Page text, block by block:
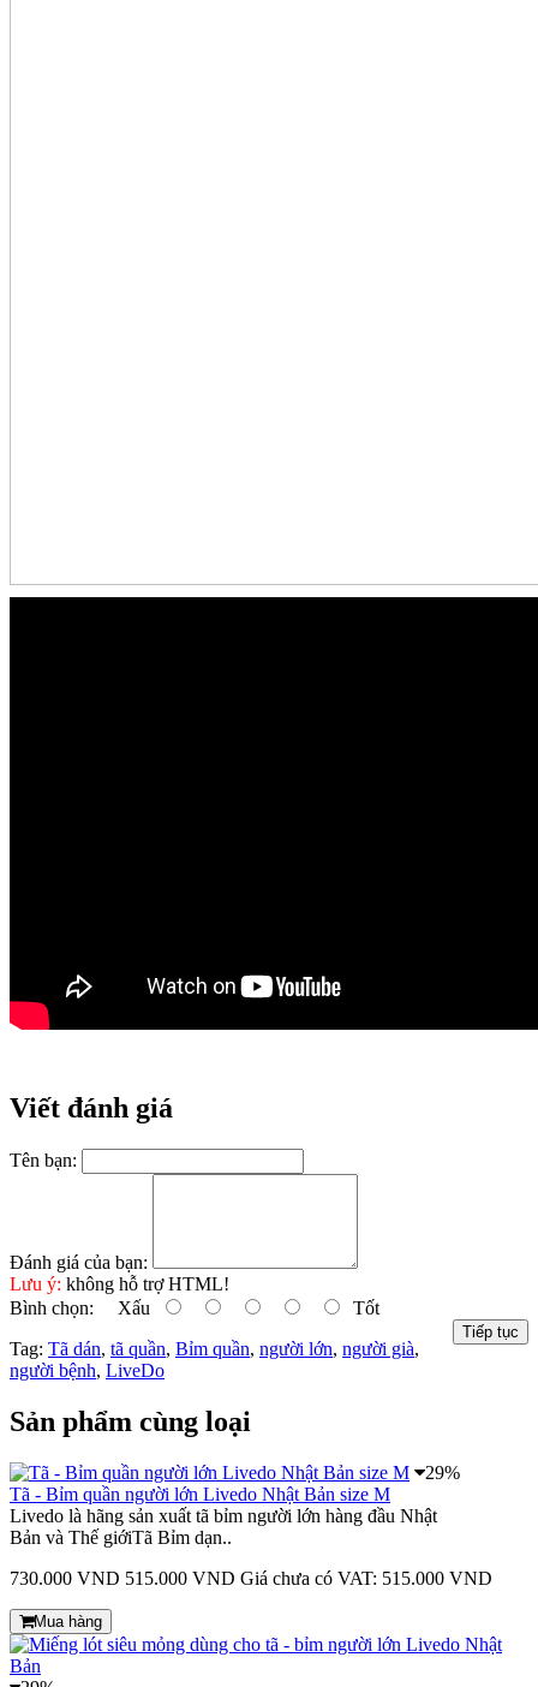
Viết đánh giá
Tên bạn:
Đánh giá của bạn:
Lưu ý: không hỗ trợ HTML!
Bình chọn: Xấu Tốt
Tiếp tục
Tag: Tã dán, tã quần, Bỉm quần, người lớn, người già,
người bệnh, LiveDo
Sản phẩm cùng loại
29%
Tã - Bỉm quần người lớn Livedo Nhật Bản size M
Livedo là hãng sản xuất tã bỉm người lớn hàng đầu Nhật
Bản và Thế giớiTã Bỉm dạn..
730.000 VND 515.000 VND Giá chưa có VAT: 515.000 VND
Mua hàng